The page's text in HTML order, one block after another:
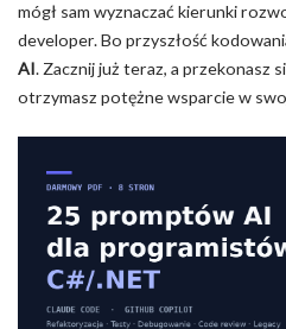
mógł sam wyznaczać kierunki
developer. Bo przyszłość
AI. Zacznij już teraz, a przekonasz
otrzymasz potężne wsparcie w